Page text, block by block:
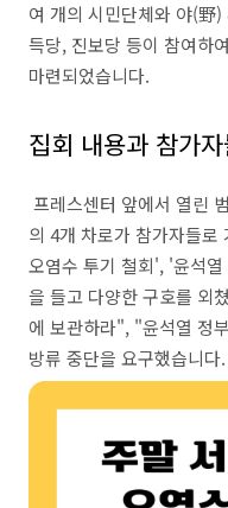
여 개의 시민단체와 야(野
득당, 진보당 등이 참여하
마련되었습니다.
집회 내용과 참가
프레스센터 앞에서 열린
의 4개 차로가 참가자들
오염수 투기 철회', '윤석
을 들고 다양한 구호를 외
에 보관하라", "윤석열 정
방류 중단을 요구했습니다.